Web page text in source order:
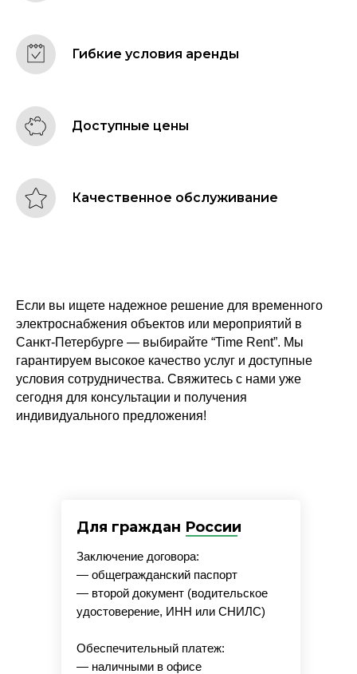
Гибкие условия аренды
Доступные цены
Качественное обслуживание
Если вы ищете надежное решение для временного
электроснабжения объектов или мероприятий в
Санкт-Петербурге — выбирайте “Time Rent”. Мы
гарантируем высокое качество услуг и доступные
условия сотрудничества. Свяжитесь с нами уже
сегодня для консультации и получения
индивидуального предложения!
Для граждан России
Заключение договора:
— общегражданский паспорт
— второй документ (водительское
удостоверение, ИНН или СНИЛС)
Обеспечительный платеж:
— наличными в офисе